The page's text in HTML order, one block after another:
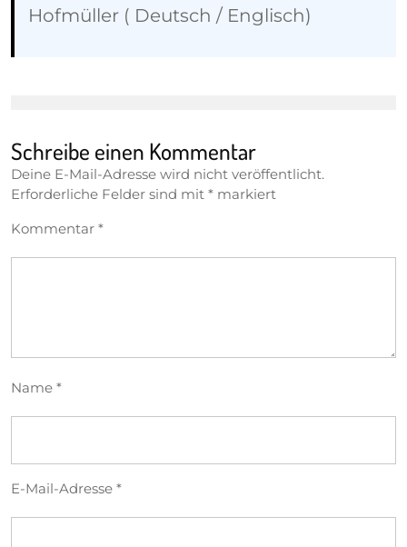
Hofmüller ( Deutsch / Englisch)
Schreibe einen Kommentar
Deine E-Mail-Adresse wird nicht veröffentlicht.
Erforderliche Felder sind mit * markiert
Kommentar *
Name *
E-Mail-Adresse *